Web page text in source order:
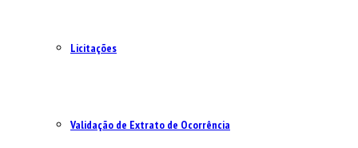
Licitações
Validação de Extrato de Ocorrência